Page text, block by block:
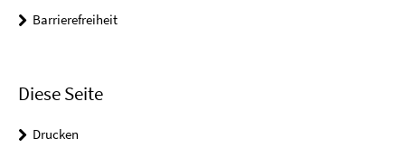
Barrierefreiheit
Diese Seite
Drucken